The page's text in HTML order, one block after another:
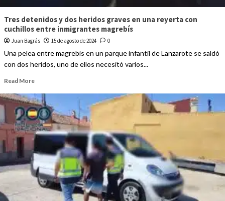
Tres detenidos y dos heridos graves en una reyerta con
cuchillos entre inmigrantes magrebís
Juan Bagrás 15 de agosto de 2024 0
Una pelea entre magrebís en un parque infantil de Lanzarote se saldó
con dos heridos, uno de ellos necesitó varios...
Read More